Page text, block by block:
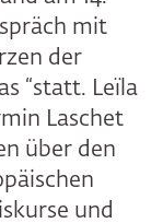
mit
der
“statt. Leïla
Laschet
über den
und